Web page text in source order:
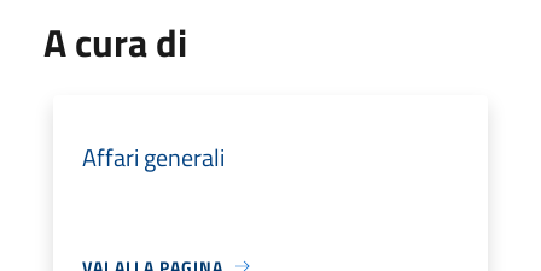
A cura di
Affari generali